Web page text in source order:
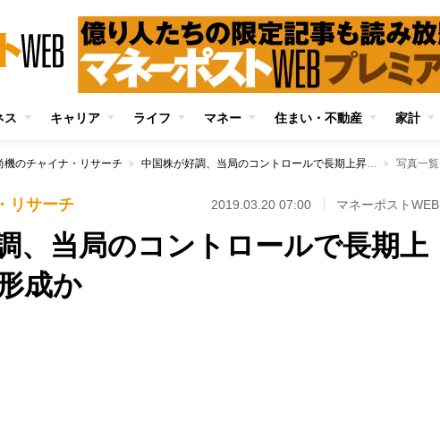
ス キャリア ライフ マネー 住まい・不動産 家計
機のチャイナ・リサーチ 中国株が好調、当局のコントロールで長期上昇トレンド形成か 写真一覧
リサーチ 2019.03.20 07:00 マネーポストWEB
、当局のコントロールで長期上
成か